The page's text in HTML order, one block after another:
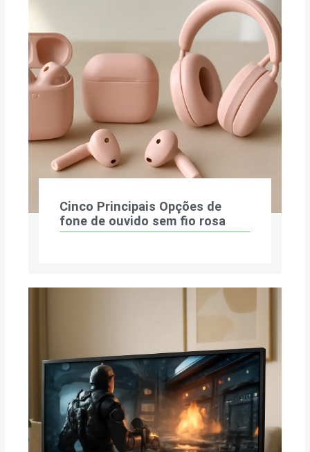
Cinco Principais Opções de
fone de ouvido sem fio rosa